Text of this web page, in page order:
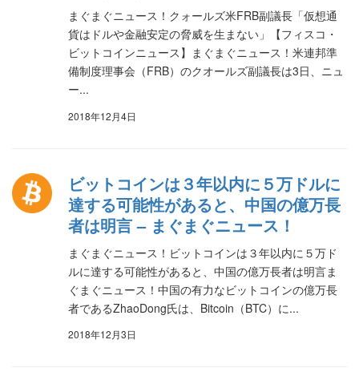
まぐまぐニュース！クォールズ米FRB副議長「仮想通
貨はドルや金融安定の脅威を生まない」【フィスコ・
ビットコインニュース】まぐまぐニュース！米連邦準
備制度理事会（FRB）のクオールズ副議長は3日、ニュ
ー...
2018年12月4日
ビットコインは３年以内に５万ドルに
達する可能性があると、中国の億万長
者は明言 – まぐまぐニュース！
まぐまぐニュース！ビットコインは３年以内に５万ド
ルに達する可能性があると、中国の億万長者は明言ま
ぐまぐニュース！中国の有力なビットコインの億万長
者であるZhaoDong氏は、Bitcoin（BTC）に...
2018年12月3日